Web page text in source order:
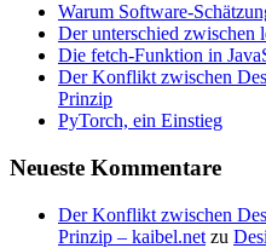
Warum Software-
Der unterschied zwischen
Die fetch-Funktion in
Der Konflikt zwischen
Prinzip
PyTorch, ein Einstieg
Neueste Kommentare
Der Konflikt zwischen
Prinzip – kaibel.net zu